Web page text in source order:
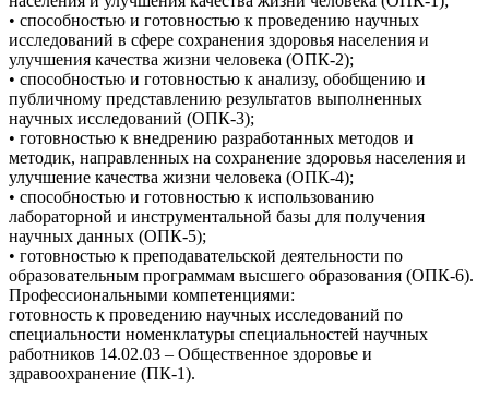
• способностью и готовностью к проведению научных
исследований в сфере сохранения здоровья населения и
улучшения качества жизни человека (ОПК-2);
• способностью и готовностью к анализу, обобщению и
публичному представлению результатов выполненных
научных исследований (ОПК-3);
• готовностью к внедрению разработанных методов и
методик, направленных на сохранение здоровья населения и
улучшение качества жизни человека (ОПК-4);
• способностью и готовностью к использованию
лабораторной и инструментальной базы для получения
научных данных (ОПК-5);
• готовностью к преподавательской деятельности по
образовательным программам высшего образования (ОПК-6).
Профессиональными компетенциями:
готовность к проведению научных исследований по
специальности номенклатуры специальностей научных
работников 14.02.03 – Общественное здоровье и
здравоохранение (ПК-1).